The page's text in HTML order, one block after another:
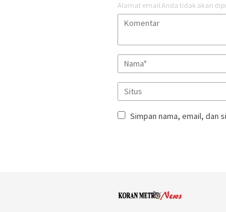
Alamat email Anda tidak akan
Simpan nama, email, dan